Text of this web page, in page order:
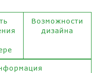
Возможности
дизайна